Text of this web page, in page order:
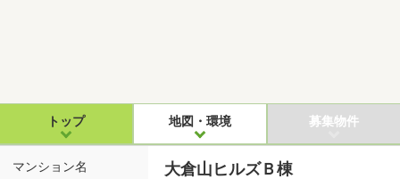
トップ 地図・環境 募集物件
マンション名 大倉山ヒルズＢ棟